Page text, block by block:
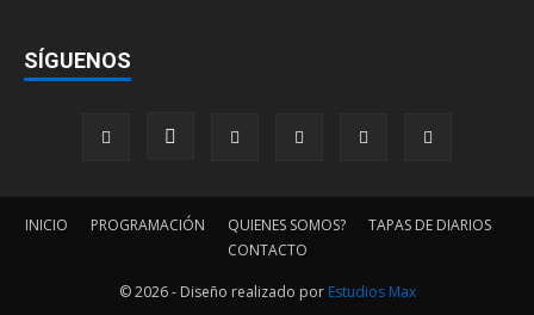
SÍGUENOS
INICIO PROGRAMACIÓN QUIENES SOMOS?
TAPAS DE DIARIOS
CONTACTO
© 2026 - Diseño realizado por Estudios Max